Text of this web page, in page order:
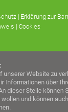
unserer Website zu
Informationen über
dieser Stelle können
und können
| Erklärung zur
| Cookies